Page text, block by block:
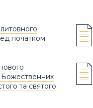
початком
та святого